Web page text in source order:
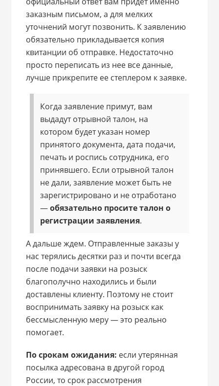
заказным письмом, а для мелких
уточнений могут позвонить. К заявлению
обязательно прикладывается копия
квитанции об отправке. Недостаточно
просто переписать из нее все данные,
лучше прикрепите ее степлером к заявке.
Когда заявление примут, вам
выдадут отрывной талон, на
котором будет указан номер
принятого документа, дата подачи,
печать и роспись сотрудника, его
принявшего. Если отрывной талон
не дали, заявление может быть не
зарегистрировано и не отработано
—обязательно просите талон о
регистрации заявления.
А дальше ждем. Отправленные заказы у
нас терялись десятки раз и почти всегда
после подачи заявки на розыск
благополучно находились и были
доставлены клиенту. Поэтому не стоит
воспринимать заявку на розыск как
бессмысленную меру — это реально
помогает.
По срокам ожидания: если утерянная
посылка адресована в другой город
России, то срок рассмотрения